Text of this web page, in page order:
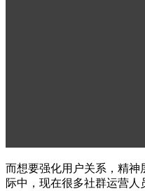
而想要强化用户关系，精
际中，现在很多社群运营